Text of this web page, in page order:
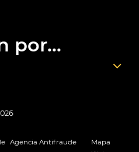
por...
Agencia Antifraude
Mapa